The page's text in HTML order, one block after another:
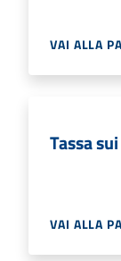
VAI ALLA
Tassa
VAI ALLA